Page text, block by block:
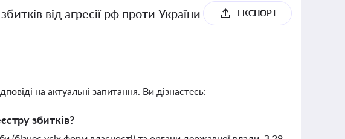
від агресії рф проти України ЕКСПОРТ
на актуальні запитання. Ви дізнаєтесь:
збитків?